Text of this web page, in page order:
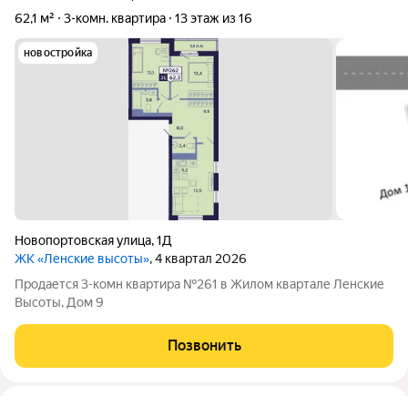
62,1 м²
3-комн. квартира 13 этаж из 16
новостройка
Новопортовская улица,1Д
ЖК «Ленские высоты», 4 квартал 2026
Продается 3-комн квартира №261 в Жилом квартале Ленские
Высоты, Дом 9
Позвонить